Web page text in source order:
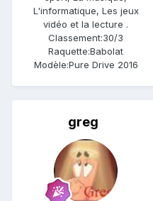
L'informatique, Les jeux
vidéo et la lecture .
Classement:30/3
Raquette:Babolat
Modèle:Pure Drive 2016
greg